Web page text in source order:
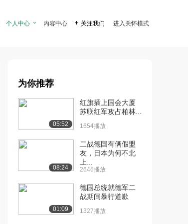
个人中心  内容中心  关注我们 进入关怀模式
为你推荐
05:52
红旗插上国会大厦
苏联红军攻占柏林...
1654播放
08:24
二战德国有俩假盟
友，日本为何不北
上...
2646播放
01:09
德国总统就德军二
战期间暴行道歉
1327播放